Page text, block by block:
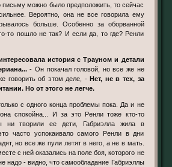
письму можно было предположить, то сейчас
Вероятно, она не все говорила ему
больше. Особенно за оборванной
то пошло не так? И если да, то где? Ренли
- Он покачал головой, но все же не
говорить об этом деле, - Нет, не в тех, за
Но от этого не легче.
спокойна... И за это Ренли тоже кто-то
ни творили ее дети, Габриэлла жила в
часто успокаивало самого Ренли в дни
но все же пули летят в него, а не в мать.
с ней оказались на поле боя, которого не
надо - видно, что самообладание Габриэллы